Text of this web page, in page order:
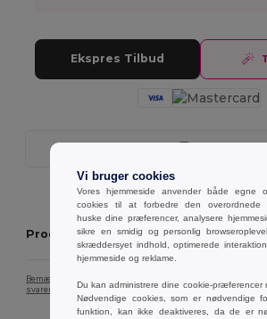
Ekspres Tilbud
Produktbeskrivelse
Bemærk, at farven på produktbilledet på grund af
svarer nøjagtigt til den faktiske produktfarve.
Vi bruger cookies
Vores hjemmeside anvender både egne
cookies til at forbedre den overordnede
huske dine præferencer, analysere
sikre en smidig og personlig
skræddersyet indhold, optimerede
hjemmeside og reklame.
Du kan administrere dine cookie-præferencer
Nødvendige cookies, som er nødvendige
funktion, kan ikke deaktiveres, da de er